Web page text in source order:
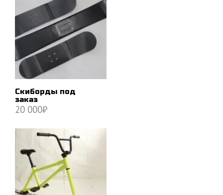
Скиборды под
заказ
20 000₽
В КОРЗИНУ